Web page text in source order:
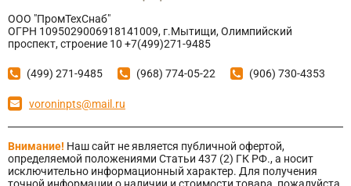
ООО "ПромТехСнаб"
ОГРН 1095029006918141009, г.Мытищи, Олимпийский
проспект, строение 10 +7(499)271-9485
(499) 271-9485 (968) 774-05-22 (906) 730-4353
voroninpts@mail.ru
Внимание! Наш сайт не является публичной офертой,
определяемой положениями Статьи 437 (2) ГК РФ., а носит
исключительно информационный характер. Для получения